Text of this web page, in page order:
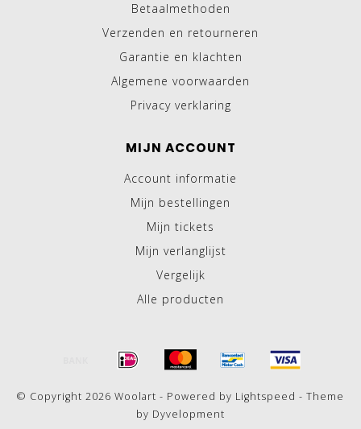
Betaalmethoden
Verzenden en retourneren
Garantie en klachten
Algemene voorwaarden
Privacy verklaring
MIJN ACCOUNT
Account informatie
Mijn bestellingen
Mijn tickets
Mijn verlanglijst
Vergelijk
Alle producten
© Copyright 2026 Woolart - Powered by Lightspeed - Theme
by Dyvelopment